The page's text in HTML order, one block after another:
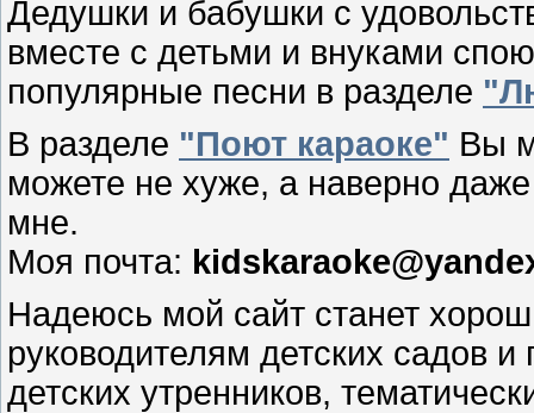
Дедушки и бабушки с
вместе с детьми и внуками
популярные песни в разделе
В разделе "Поют караоке" Вы
можете не хуже, а наверно
мне.
Моя почта:
Надеюсь мой сайт станет
руководителям детских садов
детских утренников,